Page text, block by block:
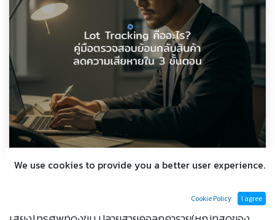
วิกฤตในกล่อง: เมื่อลูกค้าเจอสินค้ามี
ปัญหา คุณพร้อมรับมือแค่ไหน?
We use cookies to provide you a better user experience.
Cookie Policy I agree